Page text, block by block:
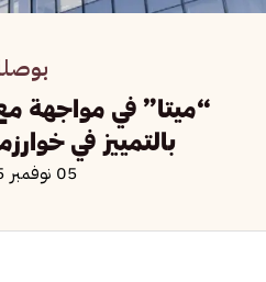
“ميتا” في مواجهة
بالتمييز في
05 نوفمبر 2025